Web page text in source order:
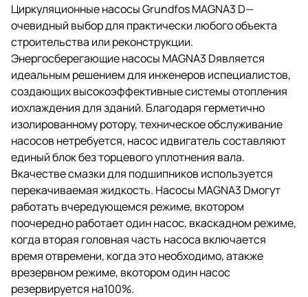
Циркуляционные насосы Grundfos MAGNA3 D—
очевидный выбор для практически любого объекта
строительства или реконструкции.
Энергосберегающие насосы MAGNA3 Dявляется
идеальным решением для инженеров испециалистов,
создающих высокоэффективные системы отопления
иохлаждения для зданий. Благодаря герметично
изолированному ротору, техническое обслуживание
насосов нетребуется, насос идвигатель составляют
единый блок без торцевого уплотнения вала.
Вкачестве смазки для подшипников используется
перекачиваемая жидкость. Насосы MAGNA3 Dмогут
работать вчередующемся режиме, вкотором
поочередно работает один насос, вкаскадном режиме,
когда вторая головная часть насоса включается
время отвремени, когда это необходимо, атакже
врезервном режиме, вкотором один насос
резервируется на100%.